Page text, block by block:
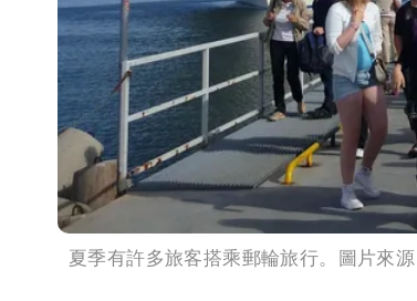
夏季有許多旅客搭乘郵輪旅行。圖片來